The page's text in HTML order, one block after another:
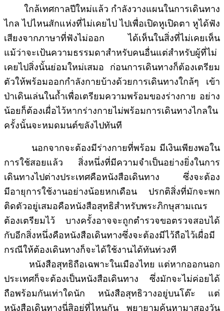
ใกล้เทศกาลปีใหม่แล้ว กำลังวางแผนในการเดินทาง
ไกล ไปไหนสักแห่งที่ไม่เคยไป ไปเพื่อเปิดหูเปิดตา หูได้ฟัง
เสียงจากภาษาที่ฟังไม่ออก ได้เห็นในสิ่งที่ไม่เคยเห็น
แม้ว่าจะเป้นความธรรมดาสำหรับคนอื่นแต่สำหรับผู้ที่ไม่
เคยไปสิ่งนั้นย่อมใหม่เสมอ ก่อนการเดินทางก็ต้องเตรียม
ตัวให้พร้อมออกกำลังกายบ้างด้วยการเดินทางใกล้ๆ เข้า
ป่าเดินเล่นในถ้ำเพื่อเตรียมความพร้อมของร่างกาย อย่าง
น้อยก็ต้องเผื่อไว้หากร่างกายไม่พร้อมการเดินทางไกลใน
ครั้งนั้นจะหมดมนต์ขลังไปทันที
นอกจากจะต้องมีร่างกายที่พร้อม มีเงินเพียงพอใน
การใช้สอยแล้ว สิ่งหนึ่งที่มีความจำเป็นอย่างยิ่งในการ
เดินทางไปต่างประเทศคือหนังสือเดินทาง ซึ่งจะต้อง
มีอายุการใช้งานอย่างน้อยหกเดือน ปรกติสิ่งที่มักจะพก
ติดตัวอยู่เสมอคือหนังสือสุทธิสำหรับพระภิกษุสามเณร
ต้องเตรียมไว้ บางครั้งอาจจะถูกตำรวจขอตรวจสอบได้
กับอีกสิ่งหนึ่งคือหนังสือเดินทางซึ่งจะต้องมีไว้ถือไว้เผื่อมี
กรณีให้ต้องเดินทางก็จะได้ใช้งานได้ทันท่วงที
หนังสือสุทธิถือเฉพาะในเมืองไทย แต่หากออกนอก
ประเทศก็จะต้องเป็นหนังสือเดินทาง ซึ่งมักจะไม่ค่อยได้
ถือพร้อมกันเท่าใดนัก หนังสือสุทธิวางอยู่บนโต๊ะ แต่
หนังสือเดินทางนี่สิอยู่ที่ไหนกัน พยายามค้นหามาสองวัน